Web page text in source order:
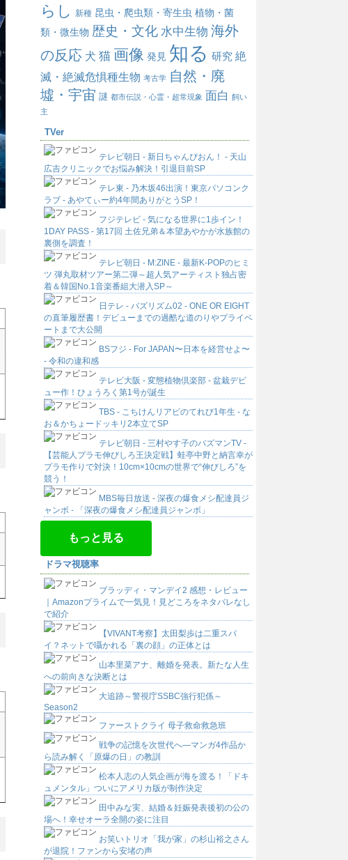
らし
新種 昆虫・爬虫類・寄生虫 植物・菌
類・微生物 歴史・文化 水中生物 海外
の反応 犬 猫 画像 発見 知る 研究 絶
滅・絶滅危惧種生物 考古学 自然・廃
墟・宇宙 謎 都市伝説・心霊・超常現象 面白 飼い
主
TVer
テレビ朝日 - 新日ちゃんぴおん！ - 天山
広吉クリニックでお悩み解決！引退目前SP
テレ東 - 乃木坂46出演！東京パソコンク
ラブ - あやてぃー約4年間ありがとうSP！
フジテレビ - 気になる世界に1歩イン！
1DAY PASS - 第17回 土佐兄弟＆本望あやかが水族館の
裏側を調査！
テレビ朝日 - M:ZINE - 最新K-POPのヒミ
ツ 弾丸取材ツアー第二弾～超人気アーティスト独占密
着＆韓国No.1音楽番組大潜入SP～
日テレ - バズリズム02 - ONE OR EIGHT
の直筆履歴書！デビューまでの過酷な道のりやプライベ
ートまで大公開
BSフジ - For JAPAN〜日本を経営せよ〜
- 令和の違和感
テレビ大阪 - 変態植物倶楽部 - 盆栽デビ
ュー作！ひょうろく第1号が誕生
TBS - こちけんリアピのてれび1年生 - な
お＆かちょードッキリ2本立てSP
テレビ朝日 - 三村やす子のバズマンTV -
【芸能人プラモ伸びしろ王決定戦】蛙亭中野と納言幸が
プラモ作りで対決！10cm×10cmの世界で“伸びしろ”を
競う！
MBS毎日放送 - 深夜の爆食メシ配達員ジ
ャンボ - 「深夜の爆食メシ配達員ジャンボ」
もっと見る
ドラマ視聴率
ブラッディ・マンデイ2 感想・レビュー
｜Amazonプライムで一気見！見どころをネタバレなし
で紹介
【VIVANT考察】太田梨歩は二重スパ
イ？ネットで囁かれる「裏の顔」の正体とは
山本里菜アナ、離婚を発表。新たな人生
への前向きな決断とは
大追跡～警視庁SSBC強行犯係～
Season2
ファーストクライ 母子救命救急班
戦争の記憶を次世代へ―マンガ4作品か
ら読み解く「原爆の日」の教訓
松本人志の人気企画が海を渡る！「ドキ
ュメンタル」ついにアメリカ版が制作決定
田中みな実、結婚＆妊娠発表後初の公の
場へ！幸せオーラ全開の姿に注目
お笑いトリオ「我が家」の杉山裕之さん
が退院！ファンから安堵の声